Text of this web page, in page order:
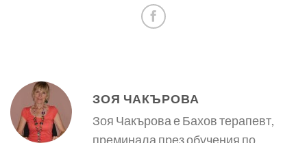
ЗОЯ ЧАКЪРОВА
Зоя Чакърова е Бахов терапевт,
преминала през обучения по